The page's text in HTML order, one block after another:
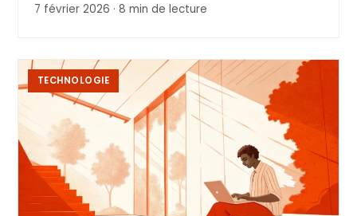
7 février 2026 · 8 min de lecture
TECHNOLOGIE